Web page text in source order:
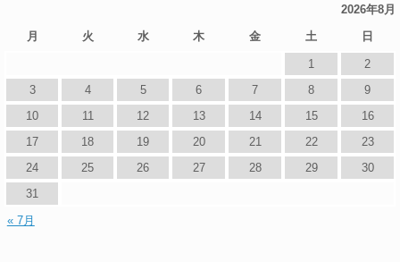
2026年8月
月
火 水 木 金 土 日
« 7月
1
2
3
4 5 6 7 8
9
10
11 12 13 14 15
16
17
18 19 20 21 22
23
24
25 26 27 28 29
30
31